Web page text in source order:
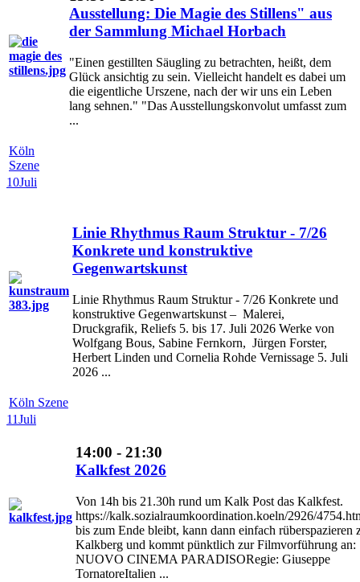
Ausstellung: Die Magie des Stillens" aus
der Sammlung Michael Horbach
"Einen gestillten Säugling zu betrachten, heißt, dem
Glück ansichtig zu sein. Vielleicht handelt es dabei um
die eigentliche Urszene, nach der wir uns ein Leben
lang sehnen." "Das Ausstellungskonvolut umfasst zum
...
Köln
Szene
10Juli
Linie Rhythmus Raum Struktur - 7/26
Konkrete und konstruktive
Gegenwartskunst
Linie Rhythmus Raum Struktur - 7/26 Konkrete und
konstruktive Gegenwartskunst – Malerei,
Druckgrafik, Reliefs 5. bis 17. Juli 2026 Werke von
Wolfgang Bous, Sabine Fernkorn, Jürgen Forster,
Herbert Linden und Cornelia Rohde Vernissage 5. Juli
2026 ...
Köln Szene
11Juli
14:00 - 21:30
Kalkfest 2026
Von 14h bis 21.30h rund um Kalk Post das Kalkfest.
https://kalk.sozialraumkoordination.koeln/2926/
bis zum Ende bleibt, kann dann einfach rüberspazieren
Kalkberg und kommt pünktlich zur Filmvorführung an:
NUOVO CINEMA PARADISORegie: Giuseppe
TornatoreItalien ...